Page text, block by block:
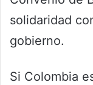
solidaridad
gobierno.
Si Colombia